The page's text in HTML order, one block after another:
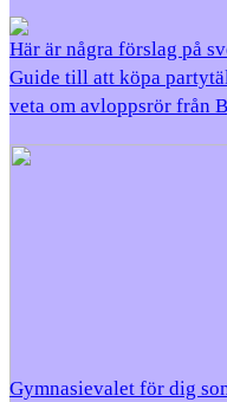
Här är några förslag på
Guide till att köpa
veta om avloppsrör från
Gymnasievalet för dig